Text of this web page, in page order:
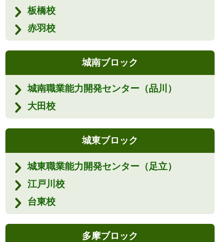
板橋校
赤羽校
城南ブロック
城南職業能力開発センター（品川）
大田校
城東ブロック
城東職業能力開発センター（足立）
江戸川校
台東校
多摩ブロック